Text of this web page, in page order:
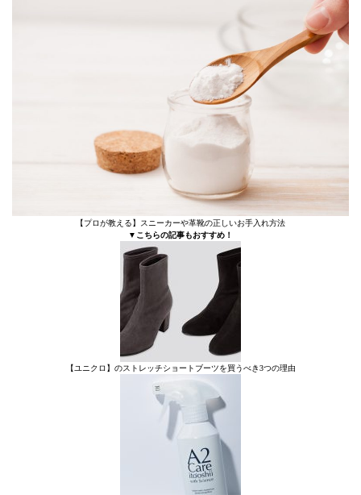
【プロが教える】スニーカーや革靴の正しいお手入れ方法
▼こちらの記事もおすすめ！
【ユニクロ】のストレッチショートブーツを買うべき3つの理由